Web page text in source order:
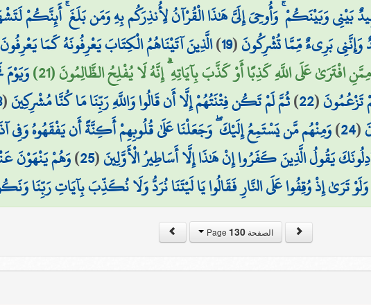
وَبَيْنَكُمْ ۚ وَأُوحِيَ إِلَيَّ هَٰذَا الْقُرْآنُ لِأُنذِرَكُم بِهِ وَمَن بَلَغَ ۚ أَئِنَّكُمْ
بَرِيءٌ مِّمَّا تُشْرِكُونَ(
19
)الَّذِينَ آتَيْنَاهُمُ الْكِتَابَ يَعْرِفُونَهُ كَمَا
افْتَرَىٰ عَلَى اللَّهِ كَذِبًا أَوْ كَذَّبَ بِآيَاتِهِ ۗ إِنَّهُ لَا يُفْلِحُ الظَّالِمُونَ (21)
تَزْعُمُونَ(
22
)ثُمَّ لَمْ تَكُن فِتْنَتُهُمْ إِلَّا أَن قَالُوا وَاللَّهِ رَبِّنَا مَا كُنَّا مُشْرِكِينَ(
(
24
)وَمِنْهُم مَّن يَسْتَمِعُ إِلَيْكَ ۖ وَجَعَلْنَا عَلَىٰ قُلُوبِهِمْ أَكِنَّةً أَن يَفْقَهُوهُ وَفِي
يَقُولُ الَّذِينَ كَفَرُوا إِنْ هَٰذَا إِلَّا أَسَاطِيرُ الْأَوَّلِينَ(
25
)وَهُمْ يَنْهَوْنَ
وَلَوْ تَرَىٰ إِذْ وُقِفُوا عَلَى النَّارِ فَقَالُوا يَا لَيْتَنَا نُرَدُّ وَلَا نُكَذِّبَ بِآيَاتِ رَبِّنَا
الصفحة Page130